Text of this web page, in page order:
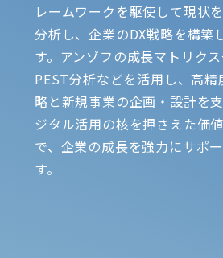
レームワークを駆使して現状
分析し、企業のDX戦略を構築
す。アンゾフの成長マトリクス
PEST分析などを活用し、高精
略と新規事業の企画・設計を
ジタル活用の核を押さえた価
で、企業の成長を強力にサポ
す。